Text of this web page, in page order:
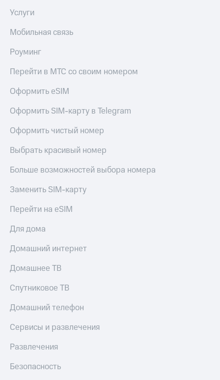
Регистратор
развитие
деловая этика
На главную
Услуги
Мобильная связь
Роуминг
Перейти в МТС со своим номером
Оформить eSIM
Оформить SIM-карту в Telegram
Оформить чистый номер
Выбрать красивый номер
Больше возможностей выбора номера
Заменить SIM-карту
Перейти на eSIM
Для дома
Домашний интернет
Домашнее ТВ
Спутниковое ТВ
Домашний телефон
Сервисы и развлечения
Развлечения
Безопасность